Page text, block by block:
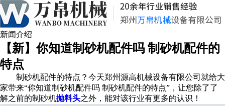
新闻介绍
【新】你知道制砂机配件吗 制砂机配件的
特点
制砂机配件的特点？今天郑州源高机械设备有限公司就给大
家带来“你知道制砂机配件吗 制砂机配件的特点”，让您除了了
解之前的制砂机抛料头之外，能对该行业有更多的认识！